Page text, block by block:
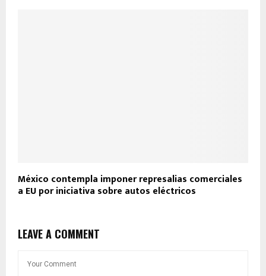
México contempla imponer represalias comerciales
a EU por iniciativa sobre autos eléctricos
LEAVE A COMMENT